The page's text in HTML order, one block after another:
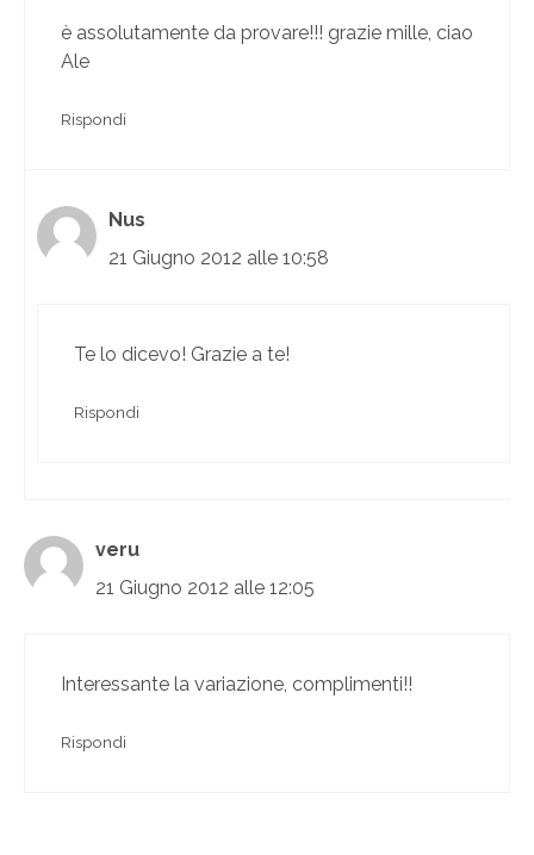
è assolutamente da provare!!! grazie mille, ciao
Ale
Rispondi
Nus
21 Giugno 2012 alle 10:58
Te lo dicevo! Grazie a te!
Rispondi
veru
21 Giugno 2012 alle 12:05
Interessante la variazione, complimenti!!
Rispondi